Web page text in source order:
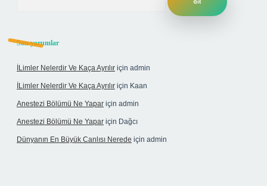
Son yorumlar
İLimler Nelerdir Ve Kaça Ayrılır için admin
İLimler Nelerdir Ve Kaça Ayrılır için Kaan
Anestezi Bölümü Ne Yapar için admin
Anestezi Bölümü Ne Yapar için Dağcı
Dünyanın En Büyük Canlısı Nerede için admin